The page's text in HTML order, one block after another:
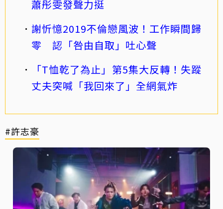
蕭彤雯發聲力挺
謝忻憶2019不倫戀風波！工作瞬間歸
零 認「咎由自取」吐心聲
「T恤乾了為止」第5集大反轉！失蹤
丈夫突喊「我回來了」全網氣炸
#許志豪